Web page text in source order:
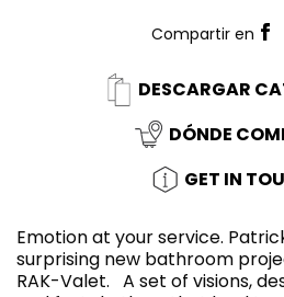
Compartir en
DESCARGAR
DÓNDE
GET IN
Emotion at your service.
surprising new bathroom
RAK-Valet. A set of visions,